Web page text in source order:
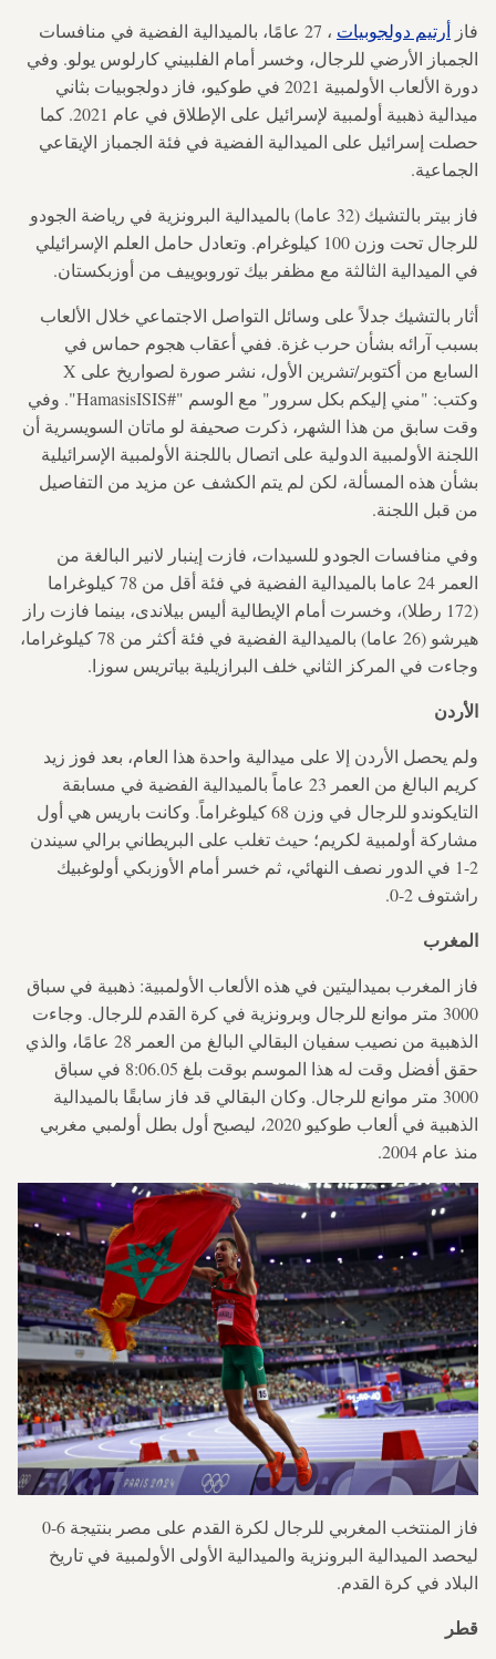
فاز أرتيم دولجوبيات
، 27 عامًا، بالميدالية الفضية في منافسات
الجمباز الأرضي للرجال، وخسر أمام الفلبيني كارلوس يولو. وفي
دورة الألعاب الأولمبية 2021 في طوكيو، فاز دولجوبيات بثاني
ميدالية ذهبية أولمبية لإسرائيل على الإطلاق في عام 2021. كما
حصلت إسرائيل على الميدالية الفضية في فئة الجمباز الإيقاعي
الجماعية.
فاز بيتر بالتشيك (32 عاما) بالميدالية البرونزية في رياضة الجودو
للرجال تحت وزن 100 كيلوغرام. وتعادل حامل العلم الإسرائيلي
في الميدالية الثالثة مع مظفر بيك توروبوييف من أوزبكستان.
أثار بالتشيك جدلاً على وسائل التواصل الاجتماعي خلال الألعاب
بسبب آرائه بشأن حرب غزة. ففي أعقاب هجوم حماس في
السابع من أكتوبر/تشرين الأول، نشر صورة لصواريخ على X
وكتب: "مني إليكم بكل سرور" مع الوسم "#HamasisISIS". وفي
وقت سابق من هذا الشهر، ذكرت صحيفة لو ماتان السويسرية أن
اللجنة الأولمبية الدولية على اتصال باللجنة الأولمبية الإسرائيلية
بشأن هذه المسألة، لكن لم يتم الكشف عن مزيد من التفاصيل
من قبل اللجنة.
وفي منافسات الجودو للسيدات، فازت إينبار لانير البالغة من
العمر 24 عاما بالميدالية الفضية في فئة أقل من 78 كيلوغراما
(172 رطلا)، وخسرت أمام الإيطالية أليس بيلاندى، بينما فازت راز
هيرشو (26 عاما) بالميدالية الفضية في فئة أكثر من 78 كيلوغراما،
وجاءت في المركز الثاني خلف البرازيلية بياتريس سوزا.
الأردن
ولم يحصل الأردن إلا على ميدالية واحدة هذا العام، بعد فوز زيد
كريم البالغ من العمر 23 عاماً بالميدالية الفضية في مسابقة
التايكوندو للرجال في وزن 68 كيلوغراماً. وكانت باريس هي أول
مشاركة أولمبية لكريم؛ حيث تغلب على البريطاني برالي سيندن
2-1 في الدور نصف النهائي، ثم خسر أمام الأوزبكي أولوغبيك
راشتوف 2-0.
المغرب
فاز المغرب بميداليتين في هذه الألعاب الأولمبية: ذهبية في سباق
3000 متر موانع للرجال وبرونزية في كرة القدم للرجال. وجاءت
الذهبية من نصيب سفيان البقالي البالغ من العمر 28 عامًا، والذي
حقق أفضل وقت له هذا الموسم بوقت بلغ 8:06.05 في سباق
3000 متر موانع للرجال. وكان البقالي قد فاز سابقًا بالميدالية
الذهبية في ألعاب طوكيو 2020، ليصبح أول بطل أولمبي مغربي
منذ عام 2004.
فاز المنتخب المغربي للرجال لكرة القدم على مصر بنتيجة 6-0
ليحصد الميدالية البرونزية والميدالية الأولى الأولمبية في تاريخ
البلاد في كرة القدم.
قطر